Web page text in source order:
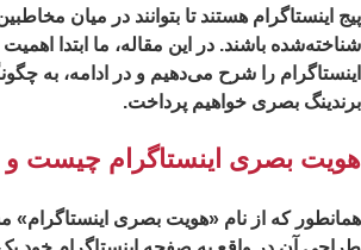
اینستاگرام هستند تا بتوانند در میان
باشند. در این مقاله، ما ابتدا
را شرح می‌دهیم و در ادامه، به
بصری خواهیم پرداخت.
بصری اینستاگرام چیست و
که از نام «هویت بصری اینستاگرام»